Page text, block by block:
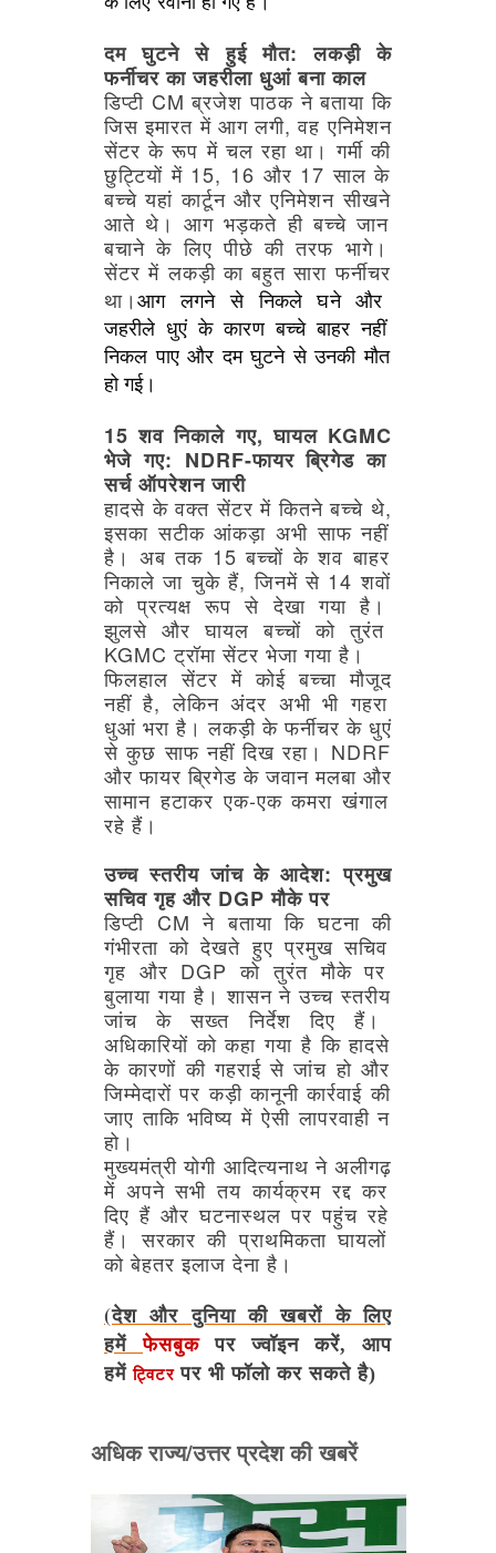
दमघुटनेसे हुईमौत: लकड़ीके
फर्नीचरकाजहरीला धुआंबनाकाल
डिप्टी CM ब्रजेश पाठक नेबताया कि
जिसइमारत मेंआगलगी, वह एनिमेशन
सेंटर के रूप मेंचल रहा था। गर्मीकी
छुट्टियों में15, 16 और 17 साल के
बच्चे यहां कार्टूनऔर एनिमेशन सीखने
आते थे। आग भड़कते हीबच्चेजान
बचाने के लिए पीछे की तरफ भागे।
सेंटर में लकड़ीकाबहुत सारा फर्नीचर
था।आगलगनेसेनिकलेघनेऔर
जहरीले धुएंकेकारणबच्चेबाहर नहीं
निकल पाएऔर दमघुटनेसेउनकीमौत
होगई।
15 शव निकाले गए, घायलKGMC
भेजे गए: NDRF-फायरब्रिगेड का
सर्च ऑपरेशनजारी
हादसे केवक्त सेंटर में कितनेबच्चे थे,
इसका सटीकआंकड़ा अभी साफनहीं
है। अब तक 15 बच्चों केशव बाहर
निकाले जा चुकेहैं, जिनमेंसे14 शवों
को प्रत्यक्ष रूप से देखागयाहै।
झुलसे और घायल बच्चों को तुरंत
KGMC ट्रॉमासेंटर भेजागयाहै।
फिलहाल सेंटर में कोई बच्चा मौजूद
नहींहै, लेकिनअंदर अभीभी गहरा
धुआं भराहै। लकड़ीकेफर्नीचर के धुएं
से कुछ साफनहींदिख रहा। NDRF
औरफायर ब्रिगेडकेजवानमलबा और
सामान हटाकर एक-एककमरा खंगाल
रहे हैं।
उच्च स्तरीयजांचकेआदेश: प्रमुख
सचिवगृह और DGP मौकेपर
डिप्टी CM ने बतायाकि घटनाकी
गंभीरता को देखते हुए प्रमुखसचिव
गृह और DGP कोतुरंतमौकेपर
बुलाया गयाहै। शासनने उच्च स्तरीय
जांच के सख्त निर्देश दिए हैं।
अधिकारियों कोकहा गया है किहादसे
के कारणों कीगहराईसे जांच होऔर
जिम्मेदारों पर कड़ीकानूनी कार्रवाई की
जाए ताकिभविष्य में ऐसीलापरवाहीन
हो।
मुख्यमंत्रीयोगी आदित्यनाथ नेअलीगढ़
में अपनेसभी तय कार्यक्रमरद्द कर
दिए हैं और घटनास्थल पर पहुंच रहे
हैं। सरकार की प्राथमिकताघायलों
कोबेहतर इलाज देनाहै।
(देश और दुनिया की खबरों के लिए
हमेंफेसबुकपर ज्वॉइन करें, आप
हमेंट्विटर पर भी फॉलो कर सकते है)
अधिक राज्य/उत्तर प्रदेश की खबरें